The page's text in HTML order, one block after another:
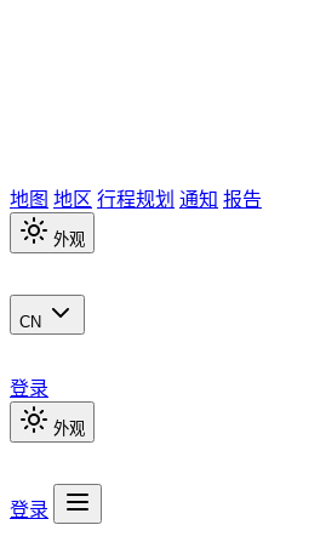
地图 地区 行程规划 通知 报告
外观
CN
登录
外观
登录